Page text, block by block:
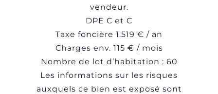
vendeur.
DPE C et C
Taxe foncière 1.519 € / an
Charges env. 115 € / mois
Nombre de lot d’habitation : 60
Les informations sur les risques
auxquels ce bien est exposé sont